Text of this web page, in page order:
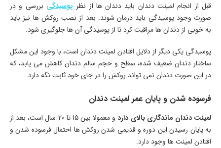
قبل از انجام لمینت دندان باید دندان ها از نظر پوسیدگی بررسی و در
صورت وجود پوسیدگی باید درمان شوند. بعد از نصب روکش ها نیز باید
به خوبی از دندان ها مراقبت کرد تا از پوسیدگی آن ها جلوگیری شود.
پوسیدگی یکی دیگر از دلایل افتادن لمینت دندان است، با وجود این مشکل
ساختار دندان ضعیف شده، سطح و حجم سالم دندان کاهش می یابد، که
در این صورت دندان نمی تواند روکش را در جای خود ثابت نگه دارد.
فرسوده شدن و پایان عمر لمینت دندان
لمینت دندان ماندگاری بالای دارد
و معمولا بین 15 تا 20 سال است، بعد از
به پایان رسیدن این دوره و قدیمی شدن روکش ها احتمال فرسوده شدن و
افتادن لمینت ها وجود دارد.